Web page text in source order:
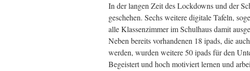
In der langen Zeit des Lockdowns und der
geschehen. Sechs weitere digitale Tafeln,
alle Klassenzimmer im Schulhaus damit
Neben bereits vorhandenen 18 ipads, die
werden, wurden weitere 50 ipads für den
Begeistert und hoch motiviert lernen und